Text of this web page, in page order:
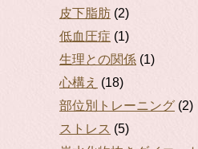
皮下脂肪 (2)
低血圧症 (1)
生理との関係 (1)
心構え (18)
部位別トレーニング (2)
ストレス (5)